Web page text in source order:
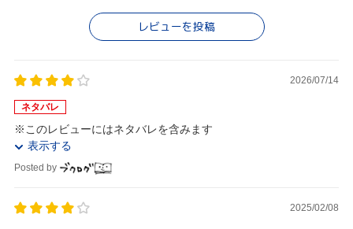
レビューを投稿
2026/07/14
ネタバレ
※このレビューにはネタバレを含みます
表示する
Posted by
2025/02/08